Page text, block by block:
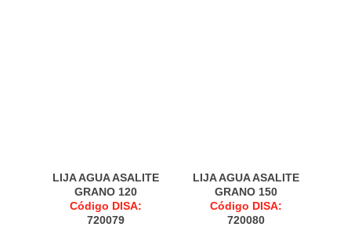
LIJA AGUA ASALITE
GRANO 120
Código DISA:
720079
LIJA AGUA ASALITE
GRANO 150
Código DISA:
720080